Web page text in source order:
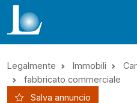
Legalmente Immobili
fabbricato commerciale
Salva annuncio